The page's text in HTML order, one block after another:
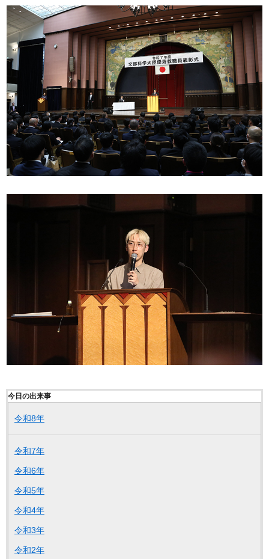
今日の出来事
令和8年
令和7年
令和6年
令和5年
令和4年
令和3年
令和2年